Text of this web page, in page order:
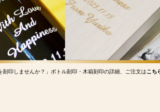
刻印しませんか？」ボトル刻印・木箱刻印の詳細、ご注文はこち